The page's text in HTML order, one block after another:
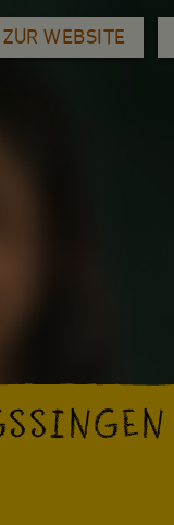
ZUR WEBSITE